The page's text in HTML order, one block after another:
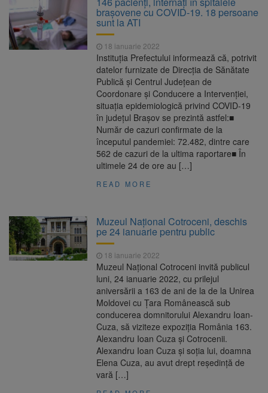
are loc între 14 și 16 august
6 august 2026
Uniunea Europeană acordă
Ucrainei încă 1,4 miliarde de euro din
veniturile activelor rusești înghețate
6 august 2026
Motorina a ajuns la 11,68 lei
Fuego vine la Zărnești.
Recital special pe scena Festivalului „Ecoul
Pietrei Craiului”, pe 2 octombrie
braşovene cu COVID-19. 18 persoane
sunt la ATI
18 ianuarie 2022
Instituția Prefectului informează că, potrivit
datelor furnizate de Direcția de Sănătate
Publică și Centrul Județean de
Coordonare și Conducere a Intervenției,
situația epidemiologică privind COVID-19
în județul Brașov se prezintă astfel:■
Număr de cazuri confirmate de la
începutul pandemiei: 72.482, dintre care
562 de cazuri de la ultima raportare■ În
ultimele 24 de ore au […]
READ MORE
Muzeul Național Cotroceni, deschis
pe 24 ianuarie pentru public
18 ianuarie 2022
Muzeul Național Cotroceni invită publicul
luni, 24 ianuarie 2022, cu prilejul
aniversării a 163 de ani de la de la Unirea
Moldovei cu Ţara Românească sub
conducerea domnitorului Alexandru Ioan-
Cuza, să viziteze expoziția România 163.
Alexandru Ioan Cuza şi Cotrocenii.
Alexandru Ioan Cuza și soția lui, doamna
Elena Cuza, au avut drept reşedinţă de
vară […]